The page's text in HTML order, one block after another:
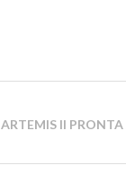
ARTEMIS II